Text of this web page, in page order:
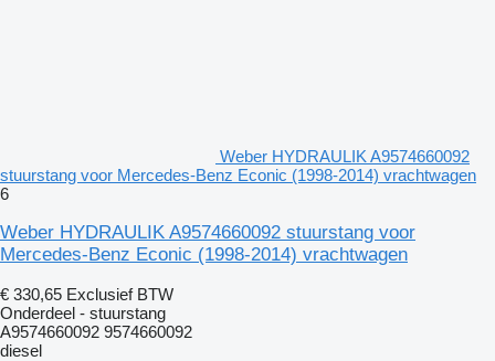
Weber HYDRAULIK A9574660092
stuurstang voor Mercedes-Benz Econic (1998-2014) vrachtwagen
6
Weber HYDRAULIK A9574660092 stuurstang voor
Mercedes-Benz Econic (1998-2014) vrachtwagen
€ 330,65 Exclusief BTW
Onderdeel - stuurstang
A9574660092 9574660092
diesel